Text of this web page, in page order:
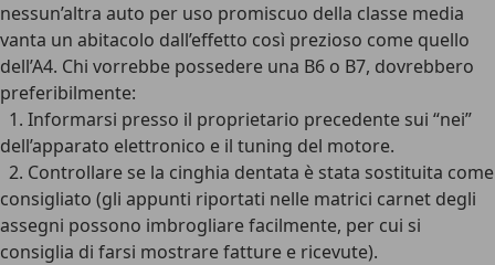
nessun’altra auto per uso promiscuo della classe media
vanta un abitacolo dall’effetto così prezioso come quello
dell’A4. Chi vorrebbe possedere una B6 o B7, dovrebbero
preferibilmente:
1. Informarsi presso il proprietario precedente sui “nei”
dell’apparato elettronico e il tuning del motore.
2. Controllare se la cinghia dentata è stata sostituita come
consigliato (gli appunti riportati nelle matrici carnet degli
assegni possono imbrogliare facilmente, per cui si
consiglia di farsi mostrare fatture e ricevute).